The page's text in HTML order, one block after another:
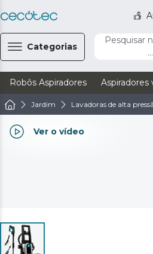
Categorias
Pesquisar
...
Robôs Aspiradores Aspiradores
Jardim Lavadoras de alta
Ver o vídeo